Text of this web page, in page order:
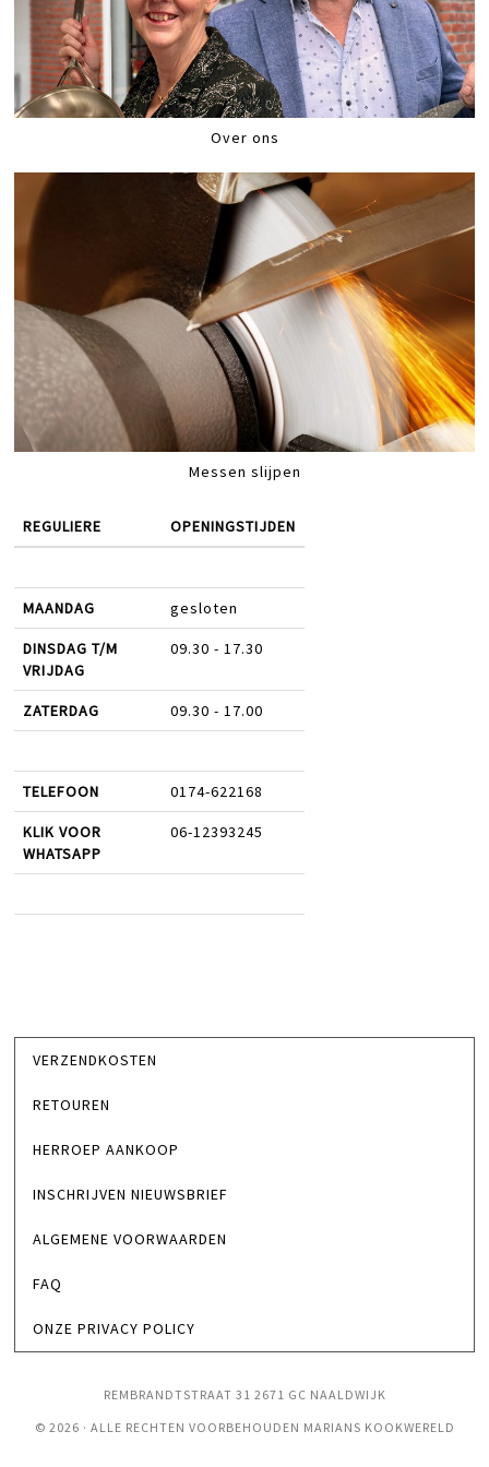
Over ons
Messen slijpen
REGULIERE OPENINGSTIJDEN
MAANDAG gesloten
DINSDAG T/M
VRIJDAG
09.30 - 17.30
ZATERDAG 09.30 - 17.00
TELEFOON 0174-622168
KLIK VOOR
WHATSAPP
06-12393245
VERZENDKOSTEN
RETOUREN
HERROEP AANKOOP
INSCHRIJVEN NIEUWSBRIEF
ALGEMENE VOORWAARDEN
FAQ
ONZE PRIVACY POLICY
REMBRANDTSTRAAT 31 2671 GC NAALDWIJK
© 2026 · ALLE RECHTEN VOORBEHOUDEN MARIANS KOOKWERELD